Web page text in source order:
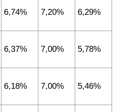
6,74% 7,20% 6,29%
6,37% 7,00% 5,78%
6,18% 7,00% 5,46%